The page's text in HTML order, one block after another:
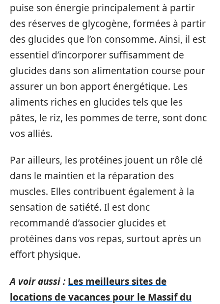
puise son énergie principalement à partir
des réserves de glycogène, formées à partir
des glucides que l’on consomme. Ainsi, il est
essentiel d’incorporer suffisamment de
glucides dans son alimentation course pour
assurer un bon apport énergétique. Les
aliments riches en glucides tels que les
pâtes, le riz, les pommes de terre, sont donc
vos alliés.
Par ailleurs, les protéines jouent un rôle clé
dans le maintien et la réparation des
muscles. Elles contribuent également à la
sensation de satiété. Il est donc
recommandé d’associer glucides et
protéines dans vos repas, surtout après un
effort physique.
A voir aussi : Les meilleurs sites de
locations de vacances pour le Massif du